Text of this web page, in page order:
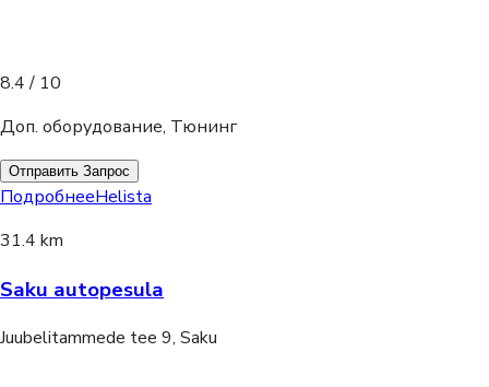
8.4 / 10
Доп. оборудование, Тюнинг
Отправить Запрос
ПодробнееHelista
31.4 km
Saku autopesula
Juubelitammede tee 9, Saku